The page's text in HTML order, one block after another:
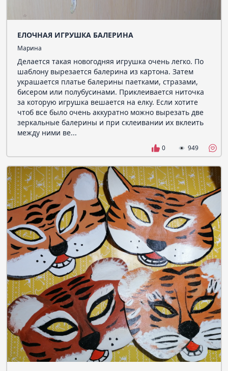
ЕЛОЧНАЯ ИГРУШКА БАЛЕРИНА
Марина
Делается такая новогодняя игрушка очень легко. По
шаблону вырезается балерина из картона. Затем
украшается платье балерины паетками, стразами,
бисером или полубусинами. Приклеивается ниточка
за которую игрушка вешается на елку. Если хотите
чтоб все было очень аккуратно можно вырезать две
зеркальные балерины и при склеивании их вклеить
между ними ве...
0 949